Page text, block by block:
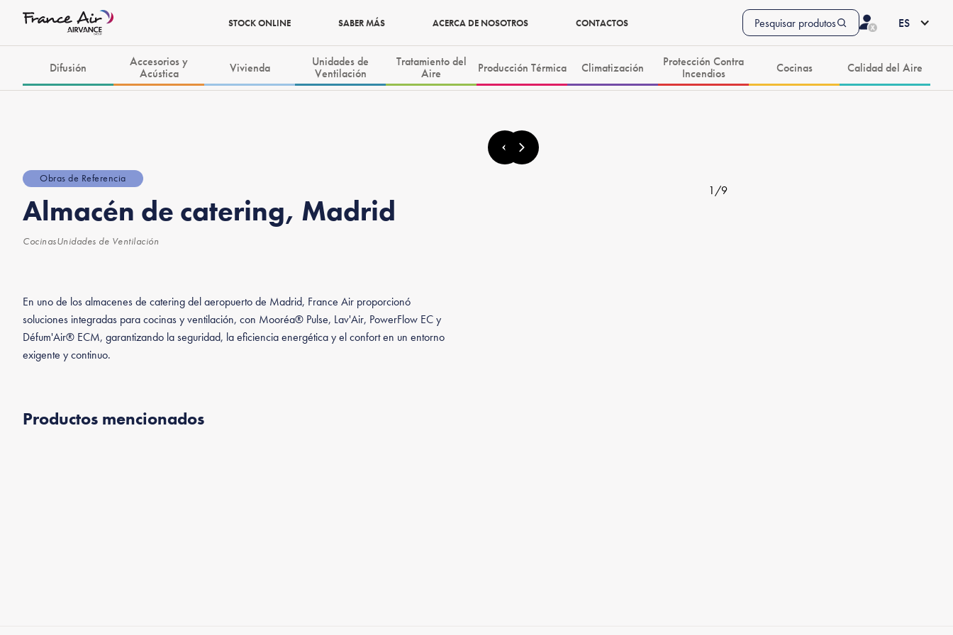
STOCK ONLINE SABER MÁS ACERCA DE NOSOTROS CONTACTOS Pesquisar produtos ES
Difusión
Accesorios y
Acústica
Vivienda
Unidades de
Ventilación
Tratamiento del
Aire
Producción Térmica Climatización
Protección Contra
Incendios
Cocinas Calidad del Aire
Obras de Referencia
Almacén de catering, Madrid
CocinasUnidades de Ventilación
En uno de los almacenes de catering del aeropuerto de Madrid, France Air proporcionó
soluciones integradas para cocinas y ventilación, con Mooréa® Pulse, Lav'Air, PowerFlow EC y
Défum'Air® ECM, garantizando la seguridad, la eficiencia energética y el confort en un entorno
exigente y continuo.
Productos mencionados
1/9